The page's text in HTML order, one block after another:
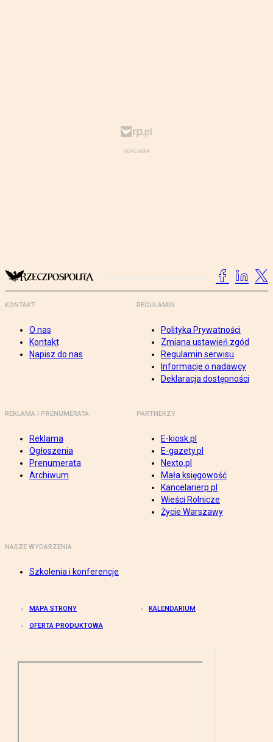
KONTAKT
O nas
Kontakt
Napisz do nas
REGULAMIN
Polityka Prywatności
Zmiana ustawień zgód
Regulamin serwisu
Informacje o nadawcy
Deklaracja dostępności
REKLAMA I PRENUMERATA
Reklama
Ogłoszenia
Prenumerata
Archiwum
PARTNERZY
E-kiosk.pl
E-gazety.pl
Nexto.pl
Mała księgowość
Kancelarierp.pl
Wieści Rolnicze
Życie Warszawy
NASZE WYDARZENIA
Szkolenia i konferencje
MAPA STRONY KALENDARIUM
OFERTA PRODUKTOWA